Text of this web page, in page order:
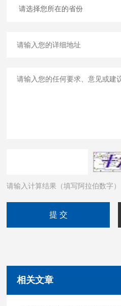
请输入计算结果（填写阿拉伯数字
相关文章